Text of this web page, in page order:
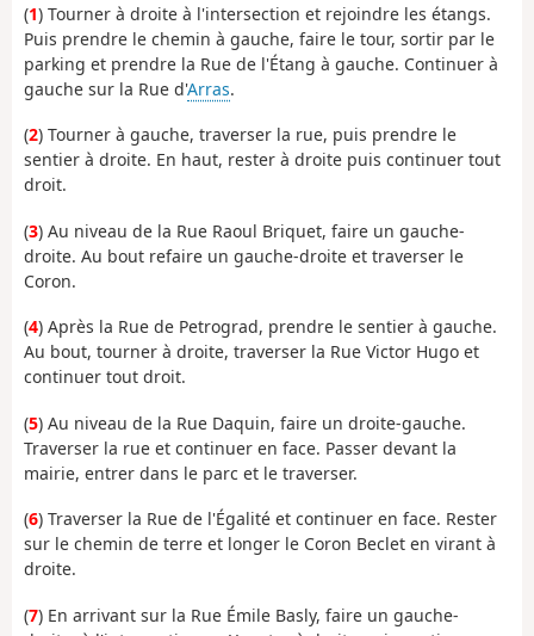
(1) Tourner à droite à l'intersection et rejoindre les étangs.
Puis prendre le chemin à gauche, faire le tour, sortir par le
parking et prendre la Rue de l'Étang à gauche. Continuer à
gauche sur la Rue d'Arras.
(2) Tourner à gauche, traverser la rue, puis prendre le
sentier à droite. En haut, rester à droite puis continuer tout
droit.
(3) Au niveau de la Rue Raoul Briquet, faire un gauche-
droite. Au bout refaire un gauche-droite et traverser le
Coron.
(4) Après la Rue de Petrograd, prendre le sentier à gauche.
Au bout, tourner à droite, traverser la Rue Victor Hugo et
continuer tout droit.
(5) Au niveau de la Rue Daquin, faire un droite-gauche.
Traverser la rue et continuer en face. Passer devant la
mairie, entrer dans le parc et le traverser.
(6) Traverser la Rue de l'Égalité et continuer en face. Rester
sur le chemin de terre et longer le Coron Beclet en virant à
droite.
(7) En arrivant sur la Rue Émile Basly, faire un gauche-